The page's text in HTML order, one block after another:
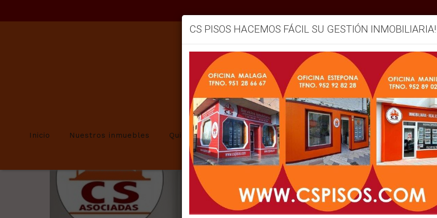
Inicio Nuestros inmuebles Quienes somos Servicios Vendemos su inmueble Blog
GESTION PARQUE DE VIVIENDAS VACIAS
CS PISOS HACEMOS FÁCIL SU GESTIÓN INMOBILIARIA!